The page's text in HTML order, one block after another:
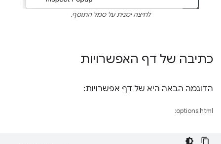
לחיצה ימנית על סמל התוסף.
כתיבה של דף האפשרויות
הדוגמה הבאה היא של דף אפשרויות:
options.html: